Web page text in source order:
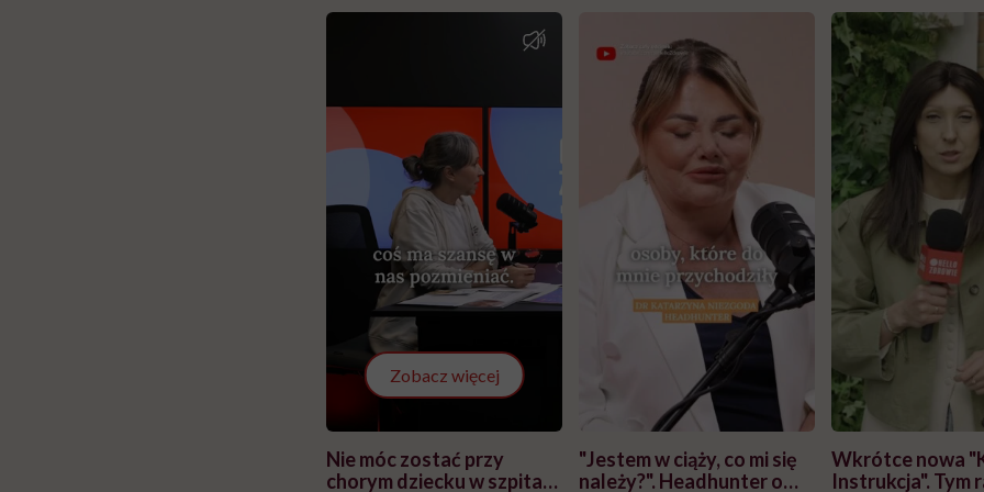
Zobacz więcej
Nie móc zostać przy
chorym dziecku w szpitalu
"Jestem w ciąży, co mi się
należy?". Headhunter o
Wkrótce nowa
Instrukcja". Tym